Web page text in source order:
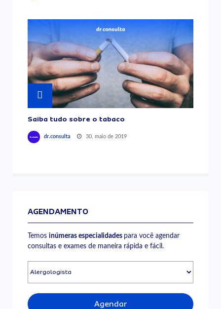
Saiba tudo sobre o tabaco
dr.consulta 30, maio de 2019
AGENDAMENTO
Temosinúmeras especialidades para você agendar
consultas e exames de maneira rápida e fácil.
Agendar